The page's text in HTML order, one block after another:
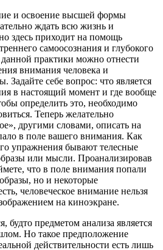
и освоение высшей формы
ждать всю жизнь и
здесь приходит на помощь
самоосознания и глубокого
практики можно отнести
внимания человека и
себе вопрос: что является
в настоящий момент и где вообще
определить это, необходимо
Теперь желательно
другими словами, описать на
в поле вашего внимания. Как
упражнения бывают телесные
или мысли. Проанализировав
что в поле внимания попали
но и некоторые
человеческое внимание нельзя
на киноэкране.
будто предметом анализа является
Но такое предположение
действительности есть лишь